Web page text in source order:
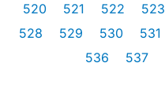
520
521 522 523
528
529 530 531
536
537